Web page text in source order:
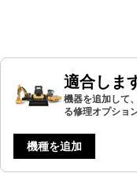
適合しま
機器を追加して
る修理オプショ
機種を追加